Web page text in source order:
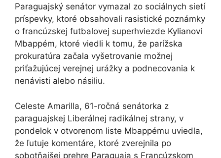
Paraguajský senátor vymazal zo sociálnych sietí
príspevky, ktoré obsahovali rasistické poznámky
o francúzskej futbalovej superhviezde Kylianovi
Mbappém, ktoré viedli k tomu, že parížska
prokuratúra začala vyšetrovanie možnej
priťažujúcej verejnej urážky a podnecovania k
nenávisti alebo násiliu.
Celeste Amarilla, 61-ročná senátorka z
paraguajskej Liberálnej radikálnej strany, v
pondelok v otvorenom liste Mbappému uviedla,
že ľutuje komentáre, ktoré zverejnila po
sobotňajšej prehre Paraguaja s Francúzskom